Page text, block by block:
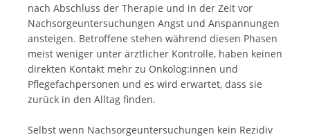
nach Abschluss der Therapie und in der Zeit vor
Nachsorgeuntersuchungen Angst und Anspannungen
ansteigen. Betroffene stehen während diesen Phasen
meist weniger unter ärztlicher Kontrolle, haben keinen
direkten Kontakt mehr zu Onkolog:innen und
Pflegefachpersonen und es wird erwartet, dass sie
zurück in den Alltag finden.
Selbst wenn Nachsorgeuntersuchungen kein Rezidiv